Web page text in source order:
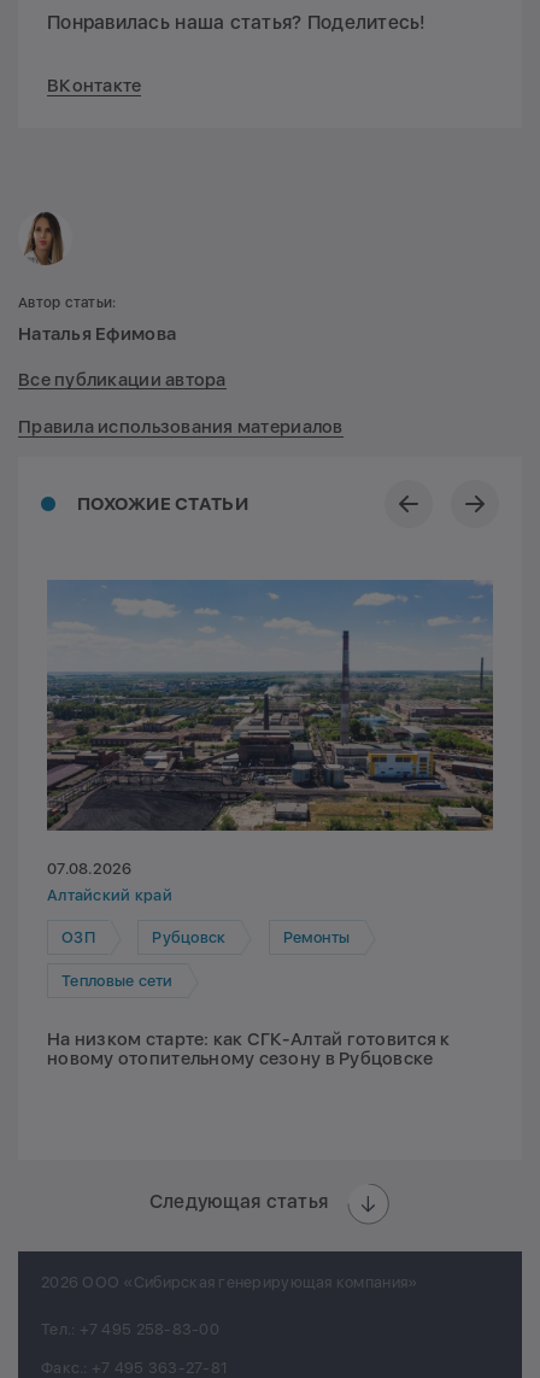
Понравилась наша статья? Поделитесь!
ВКонтакте
ПОХОЖИЕ СТАТЬИ
07.08.2026
Алтайский край
ОЗП Рубцовск Ремонты
Тепловые сети
На низком старте: как СГК-Алтай готовится к
новому отопительному сезону в Рубцовске
Следующая статья
Автор статьи:
Наталья Ефимова
Все публикации автора
Правила использования материалов
2026 ООО «Сибирская генерирующая компания»
Тел.: +7 495 258-83-00
Факс.: +7 495 363-27-81